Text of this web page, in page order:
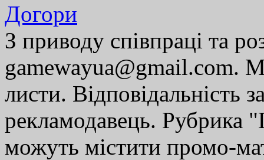
Догори
З приводу співпраці та
gamewayua@gmail.com.
листи. Відповідальність
рекламодавець. Рубрика
можуть містити промо-